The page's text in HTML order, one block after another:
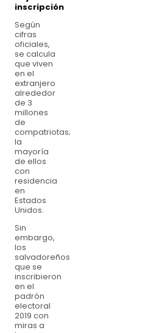
inscripción
Según
cifras
oficiales,
se calcula
que viven
en el
extranjero
alrededor
de 3
millones
de
compatriotas;
la
mayoría
de ellos
con
residencia
en
Estados
Unidos.
Sin
embargo,
los
salvadoreños
que se
inscribieron
en el
padrón
electoral
2019 con
miras a